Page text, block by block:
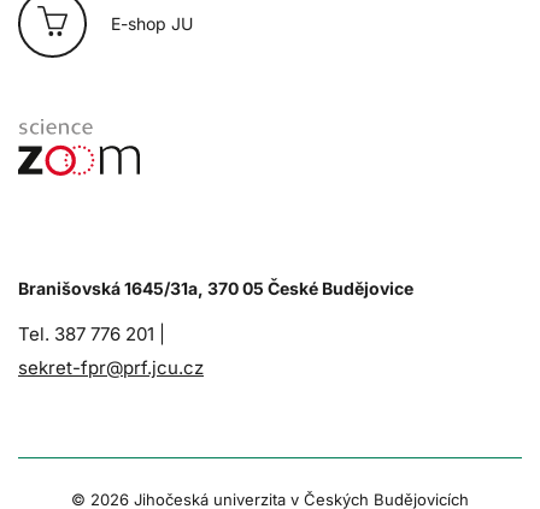
E-shop JU
Branišovská 1645/31a, 370 05 České Budějovice
Tel. 387 776 201 |
sekret-fpr@prf.jcu.cz
© 2026 Jihočeská univerzita v Českých Budějovicích